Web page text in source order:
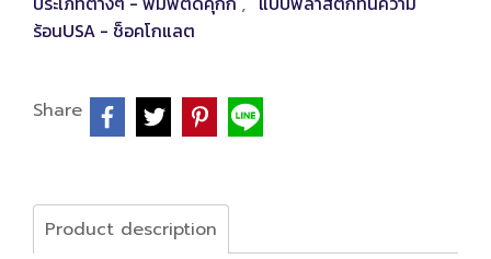
ร้อนUSA - ช็อคโกแลต
Share
Product description